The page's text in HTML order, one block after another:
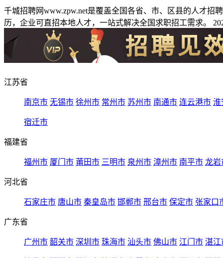
千城招聘网www.zpw.net是覆盖全国各省、市、区县的人才
历，企业可直招本地人才，一站式解决全国求职招工需求。
江苏省
南京市 无锡市 徐州市 常州市 苏州市 南通市 连云港市 淮
宿迁市
福建省
福州市 厦门市 莆田市 三明市 泉州市 漳州市 南平市 龙岩
河北省
石家庄市 唐山市 秦皇岛市 邯郸市 邢台市 保定市 张家口
广东省
广州市 韶关市 深圳市 珠海市 汕头市 佛山市 江门市 湛江